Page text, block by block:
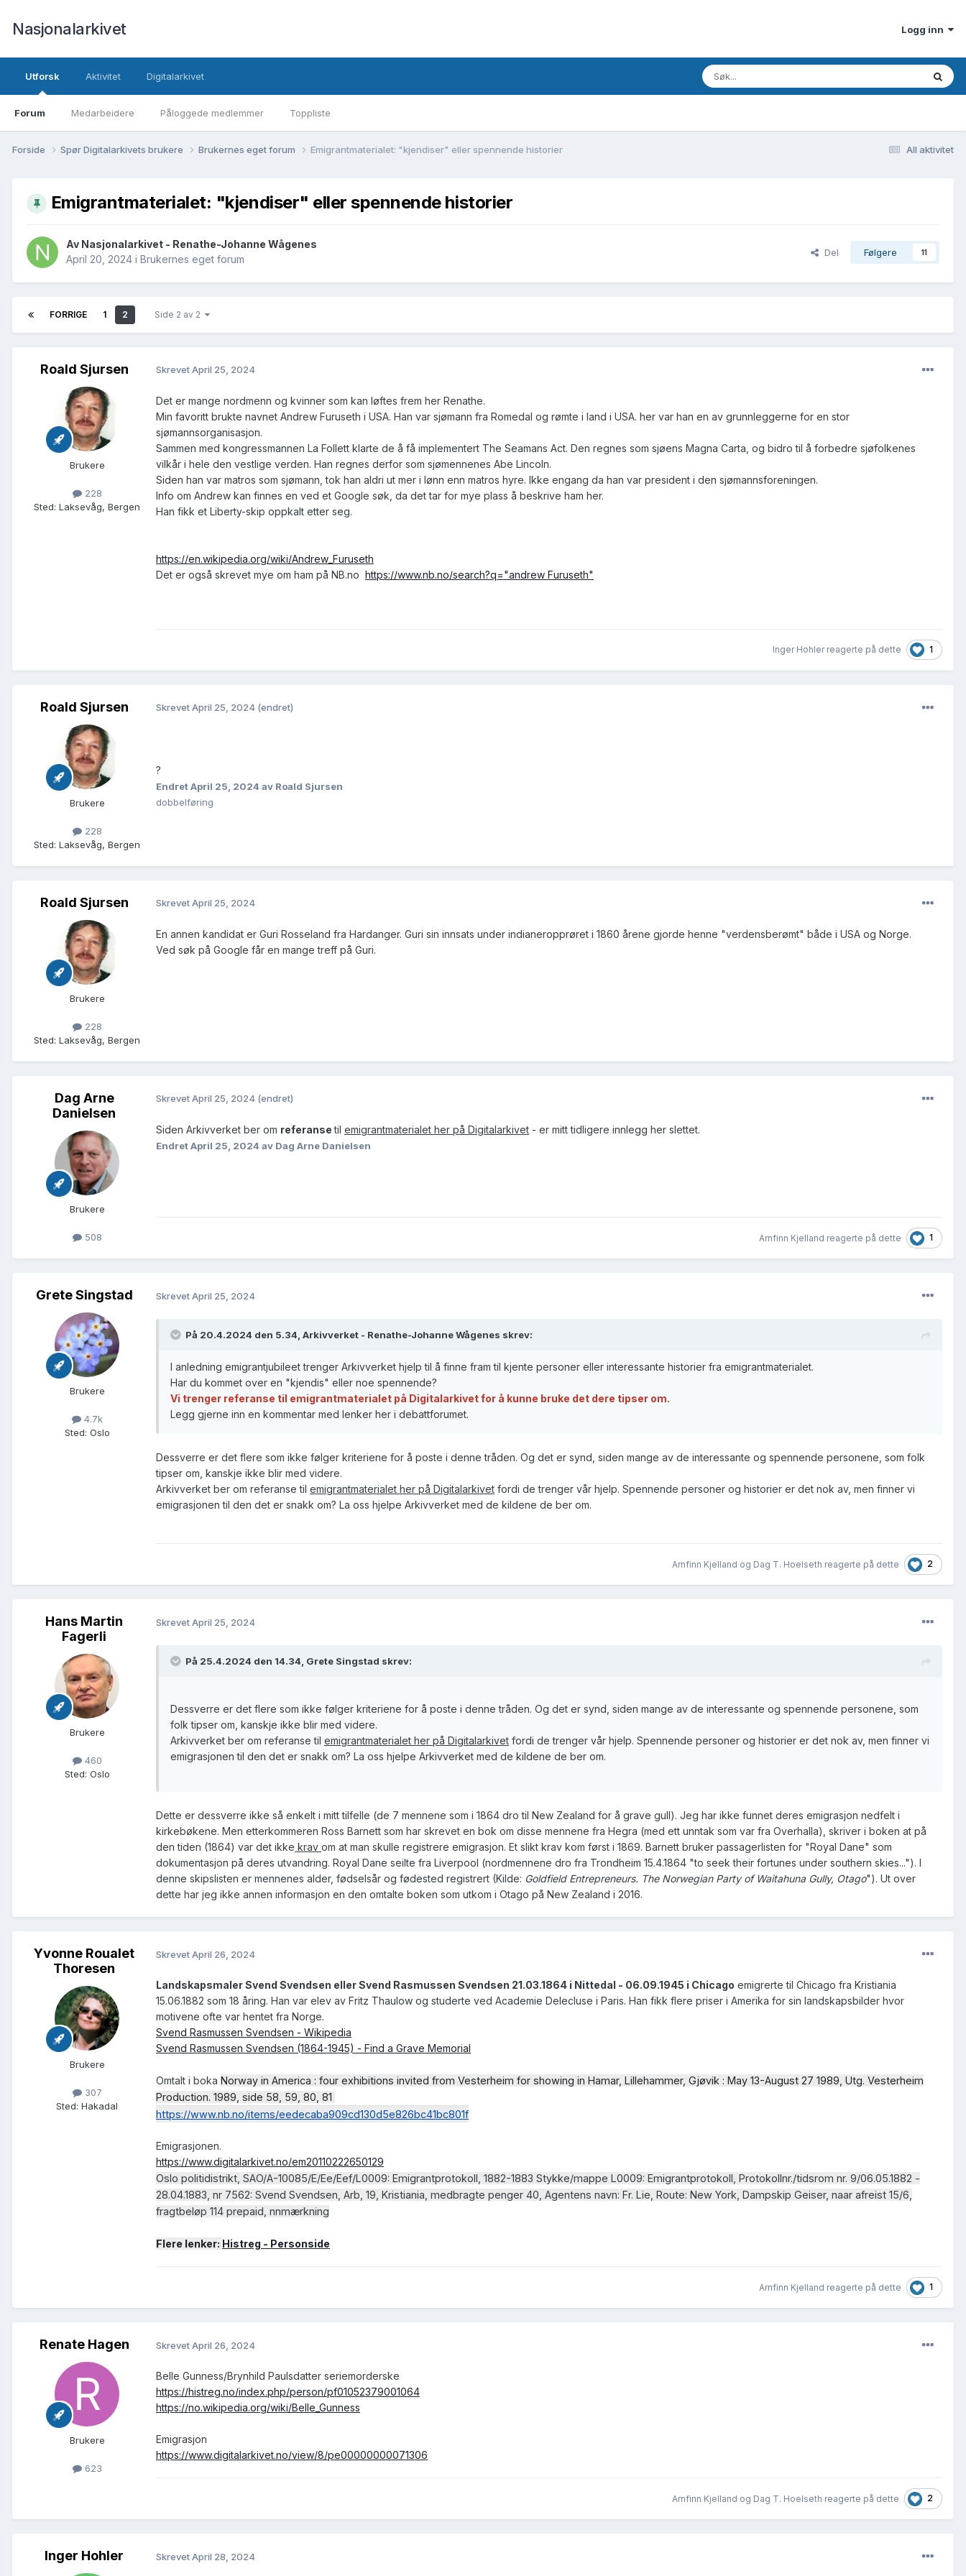
Nasjonalarkivet Logg inn
Utforsk
Forum Medarbeidere Påloggede medlemmer Toppliste
Aktivitet Digitalarkivet
All aktivitet
Forside Spør Digitalarkivets brukere Brukernes eget forum Emigrantmaterialet: "kjendiser" eller spennende historier
Emigrantmaterialet: "kjendiser" eller spennende historier
Av Nasjonalarkivet - Renathe-Johanne Wågenes
April 20, 2024 i Brukernes eget forum
Del Følgere 11
FORRIGE 1 2 Side 2 av 2
Roald Sjursen
Brukere
228
Sted: Laksevåg, Bergen
SkrevetApril 25, 2024
Det er mange nordmenn og kvinner som kan løftes frem her Renathe.
Min favoritt brukte navnet Andrew Furuseth i USA. Han var sjømann fra Romedal og rømte i land i USA. her var han en av grunnleggerne for en stor
sjømannsorganisasjon.
Sammen med kongressmannen La Follett klarte de å få implementert The Seamans Act. Den regnes som sjøens Magna Carta, og bidro til å forbedre sjøfolkenes
vilkår i hele den vestlige verden. Han regnes derfor som sjømennenes Abe Lincoln.
Siden han var matros som sjømann, tok han aldri ut mer i lønn enn matros hyre. Ikke engang da han var president i den sjømannsforeningen.
Info om Andrew kan finnes en ved et Google søk, da det tar for mye plass å beskrive ham her.
Han fikk et Liberty-skip oppkalt etter seg.
https://en.wikipedia.org/wiki/Andrew_Furuseth
Det er også skrevet mye om ham på NB.no https://www.nb.no/search?q="andrew Furuseth"
Inger Hohler reagerte på dette 1
Roald Sjursen
Brukere
228
Sted: Laksevåg, Bergen
SkrevetApril 25, 2024 (endret)
?
EndretApril 25, 2024 av Roald Sjursen
dobbelføring
Roald Sjursen
Brukere
228
Sted: Laksevåg, Bergen
SkrevetApril 25, 2024
En annen kandidat er Guri Rosseland fra Hardanger. Guri sin innsats under indianeropprøret i 1860 årene gjorde henne "verdensberømt" både i USA og Norge.
Ved søk på Google får en mange treff på Guri.
Dag Arne
Danielsen
Brukere
508
SkrevetApril 25, 2024 (endret)
Siden Arkivverket ber om referansetil emigrantmaterialet her på Digitalarkivet - er mitt tidligere innlegg her slettet.
EndretApril 25, 2024 av Dag Arne Danielsen
Arnfinn Kjelland reagerte på dette 1
Grete Singstad
Brukere
4.7k
Sted: Oslo
SkrevetApril 25, 2024
På 20.4.2024 den 5.34, Arkivverket - Renathe-Johanne Wågenes skrev:
I anledning emigrantjubileet trenger Arkivverket hjelp til å finne fram til kjente personer eller interessante historier fra emigrantmaterialet.
Har du kommet over en "kjendis" eller noe spennende?
Vi trenger referanse til emigrantmaterialet på Digitalarkivet for å kunne bruke det dere tipser om.
Legg gjerne inn en kommentar med lenker her i debattforumet.
Dessverre er det flere som ikke følger kriteriene for å poste i denne tråden. Og det er synd, siden mange av de interessante og spennende personene, som folk
tipser om, kanskje ikke blir med videre.
Arkivverket ber om referanse til emigrantmaterialet her på Digitalarkivet fordi de trenger vår hjelp. Spennende personer og historier er det nok av, men finner vi
emigrasjonen til den det er snakk om? La oss hjelpe Arkivverket med de kildene de ber om.
Arnfinn Kjelland og Dag T. Hoelseth reagerte på dette 2
Hans Martin
Fagerli
Brukere
460
Sted: Oslo
SkrevetApril 25, 2024
På 25.4.2024 den 14.34, Grete Singstad skrev:
Dessverre er det flere som ikke følger kriteriene for å poste i denne tråden. Og det er synd, siden mange av de interessante og spennende personene, som
folk tipser om, kanskje ikke blir med videre.
Arkivverket ber om referanse til emigrantmaterialet her på Digitalarkivet fordi de trenger vår hjelp. Spennende personer og historier er det nok av, men finner vi
emigrasjonen til den det er snakk om? La oss hjelpe Arkivverket med de kildene de ber om.
Dette er dessverre ikke så enkelt i mitt tilfelle (de 7 mennene som i 1864 dro til New Zealand for å grave gull). Jeg har ikke funnet deres emigrasjon nedfelt i
kirkebøkene. Men etterkommeren Ross Barnett som har skrevet en bok om disse mennene fra Hegra (med ett unntak som var fra Overhalla), skriver i boken at på
den tiden (1864) var det ikke krav om at man skulle registrere emigrasjon. Et slikt krav kom først i 1869. Barnett bruker passagerlisten for "Royal Dane" som
dokumentasjon på deres utvandring. Royal Dane seilte fra Liverpool (nordmennene dro fra Trondheim 15.4.1864 "to seek their fortunes under southern skies..."). I
denne skipslisten er mennenes alder, fødselsår og fødested registrert (Kilde: Goldfield Entrepreneurs. The Norwegian Party of Waitahuna Gully, Otago"). Ut over
dette har jeg ikke annen informasjon en den omtalte boken som utkom i Otago på New Zealand i 2016.
Yvonne Roualet
Thoresen
Brukere
307
Sted: Hakadal
SkrevetApril 26, 2024
Landskapsmaler Svend Svendsen eller Svend Rasmussen Svendsen 21.03.1864 i Nittedal - 06.09.1945 i Chicago emigrerte til Chicago fra Kristiania
15.06.1882 som 18 åring. Han var elev av Fritz Thaulow og studerte ved Academie Delecluse i Paris. Han fikk flere priser i Amerika for sin landskapsbilder hvor
motivene ofte var hentet fra Norge.
Svend Rasmussen Svendsen - Wikipedia
Svend Rasmussen Svendsen (1864-1945) - Find a Grave Memorial
Omtalt i boka Norway in America : four exhibitions invited from Vesterheim for showing in Hamar, Lillehammer, Gjøvik : May 13-August 27 1989, Utg. Vesterheim
Production. 1989, side 58, 59, 80, 81
https://www.nb.no/items/eedecaba909cd130d5e826bc41bc801f
Emigrasjonen.
https://www.digitalarkivet.no/em20110222650129
Oslo politidistrikt, SAO/A-10085/E/Ee/Eef/L0009: Emigrantprotokoll, 1882-1883 Stykke/mappe L0009: Emigrantprotokoll, Protokollnr./tidsrom nr. 9/06.05.1882 -
28.04.1883, nr 7562: Svend Svendsen, Arb, 19, Kristiania, medbragte penger 40, Agentens navn: Fr. Lie, Route: New York, Dampskip Geiser, naar afreist 15/6,
fragtbeløp 114 prepaid, nnmærkning
Flere lenker: Histreg - Personside
Arnfinn Kjelland reagerte på dette 1
Renate Hagen
Brukere
623
SkrevetApril 26, 2024
Belle Gunness/Brynhild Paulsdatter seriemorderske
https://histreg.no/index.php/person/pf01052379001064
https://no.wikipedia.org/wiki/Belle_Gunness
Emigrasjon
https://www.digitalarkivet.no/view/8/pe00000000071306
Arnfinn Kjelland og Dag T. Hoelseth reagerte på dette 2
Inger Hohler SkrevetApril 28, 2024